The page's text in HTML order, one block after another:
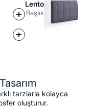
Lento
Başlık
tarzlarla kolayca
oluşturur.